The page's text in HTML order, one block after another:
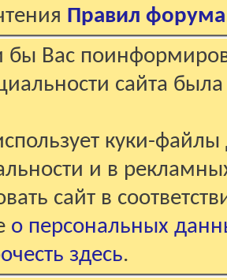
Правил форума
Вас
сайта
куки-файлы
и в
сайт в
о персональных
здесь.